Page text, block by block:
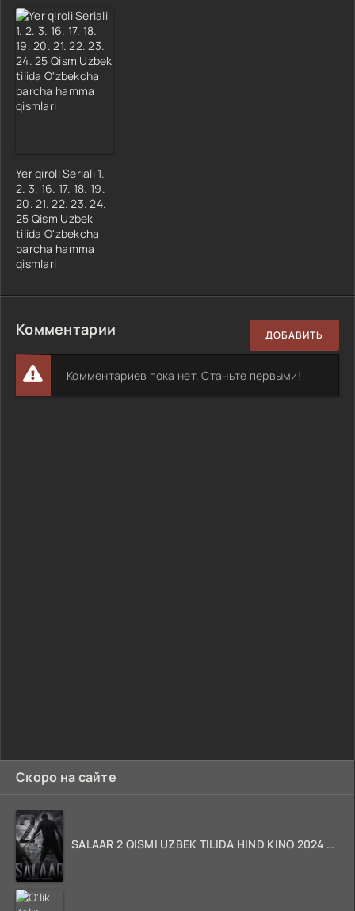
Скоро на сайте
SALAAR 2 QISMI UZBEK TILIDA HIND KINO 2024 TARJIMA 720p HD Skachat
Yer qiroli Seriali 1.
2. 3. 16. 17. 18. 19.
20. 21. 22. 23. 24.
25 Qism Uzbek
tilida O'zbekcha
barcha hamma
qismlari
Комментарии ДОБАВИТЬ
Комментариев пока нет. Станьте первыми!